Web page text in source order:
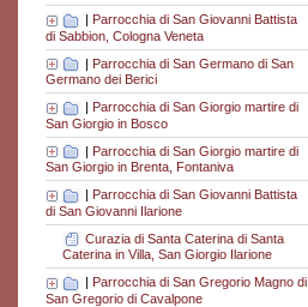
| Parrocchia di San Giovanni Battista
di Sabbion, Cologna Veneta
| Parrocchia di San Germano di San
Germano dei Berici
| Parrocchia di San Giorgio martire di
San Giorgio in Bosco
| Parrocchia di San Giorgio martire di
San Giorgio in Brenta, Fontaniva
| Parrocchia di San Giovanni Battista
di San Giovanni Ilarione
Curazia di Santa Caterina di Santa
Caterina in Villa, San Giorgio Ilarione
Parrocchia di San Gregorio Magno di
San Gregorio di Cavalpone